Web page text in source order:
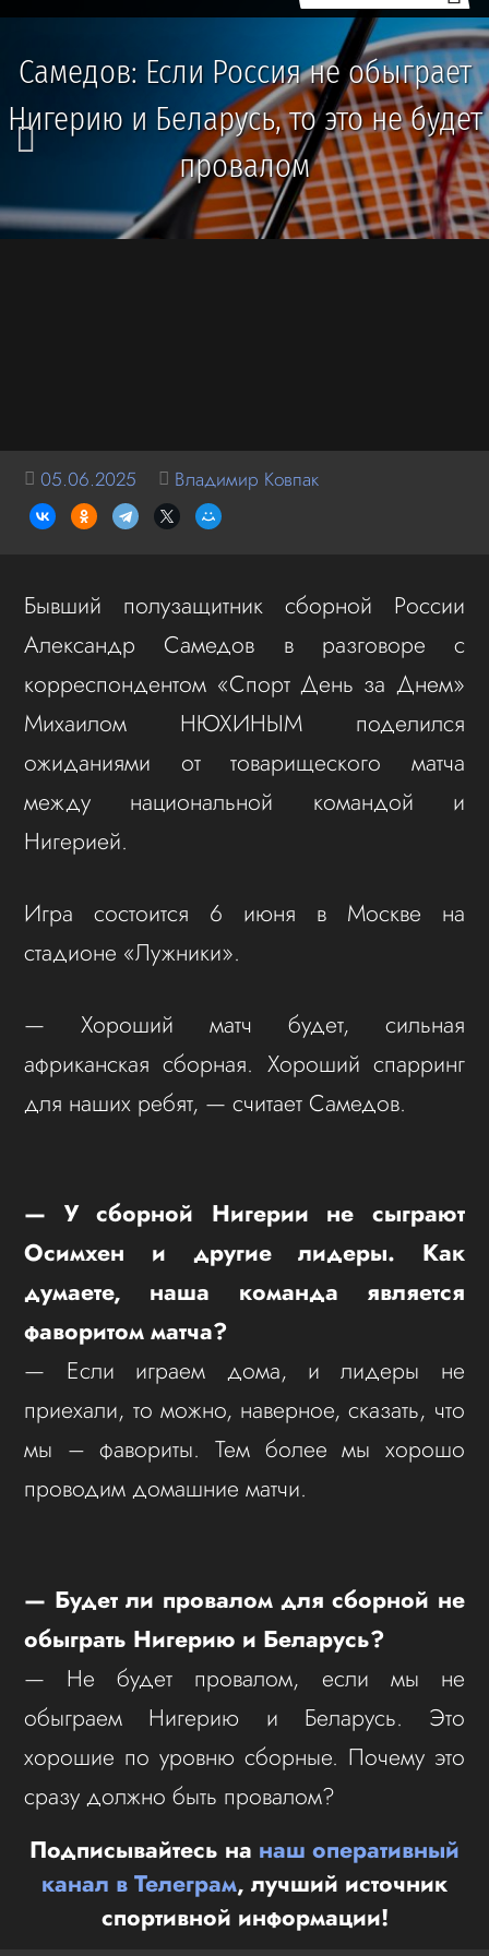
Самедов: Если Россия не обыграет
Нигерию и Беларусь, то это не будет
провалом
05.06.2025 Владимир Ковпак
Бывший полузащитник сборной России
Александр Самедов в разговоре с
корреспондентом «Спорт День за Днем»
Михаилом НЮХИНЫМ поделился
ожиданиями от товарищеского матча
между национальной командой и
Нигерией.
Игра состоится 6 июня в Москве на
стадионе «Лужники».
— Хороший матч будет, сильная
африканская сборная. Хороший спарринг
для наших ребят, — считает Самедов.
— У сборной Нигерии не сыграют
Осимхен и другие лидеры. Как
думаете, наша команда является
фаворитом матча?
— Если играем дома, и лидеры не
приехали, то можно, наверное, сказать, что
мы – фавориты. Тем более мы хорошо
проводим домашние матчи.
— Будет ли провалом для сборной не
обыграть Нигерию и Беларусь?
— Не будет провалом, если мы не
обыграем Нигерию и Беларусь. Это
хорошие по уровню сборные. Почему это
сразу должно быть провалом?
Подписывайтесь на наш оперативный
канал в Телеграм, лучший источник
спортивной информации!